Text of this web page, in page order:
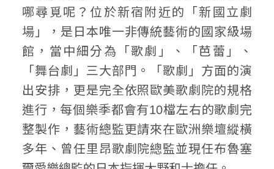
哪尋覓呢？位於新宿附近的「新國立劇
場」，是日本唯一非傳統藝術的國家級場
館，當中細分為「歌劇」、「芭蕾」、
「舞台劇」三大部門。「歌劇」方面的演
出安排，更是完全依照歐美歌劇院的規格
進行，每個樂季都會有10檔左右的歌劇完
整製作，藝術總監更請來在歐洲樂壇縱橫
多年、曾任里昂歌劇院總監並現任布魯塞